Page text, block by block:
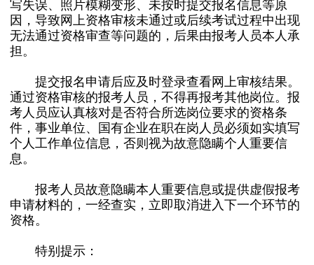
写失误、照片模糊变形、未按时提交报名信息等原
因，导致网上资格审核未通过或后续考试过程中出现
无法通过资格审查等问题的，后果由报考人员本人承
担。
提交报名申请后应及时登录查看网上审核结果。
通过资格审核的报考人员，不得再报考其他岗位。报
考人员应认真核对是否符合所选岗位要求的资格条
件，事业单位、国有企业在职在岗人员必须如实填写
个人工作单位信息，否则视为故意隐瞒个人重要信
息。
报考人员故意隐瞒本人重要信息或提供虚假报考
申请材料的，一经查实，立即取消进入下一个环节的
资格。
特别提示：